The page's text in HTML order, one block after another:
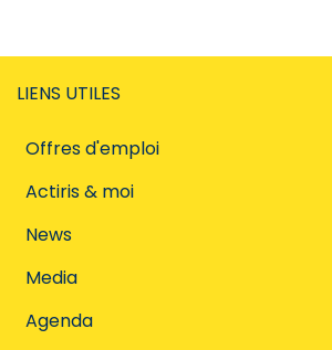
LIENS UTILES
Offres d'emploi
Actiris & moi
News
Media
Agenda